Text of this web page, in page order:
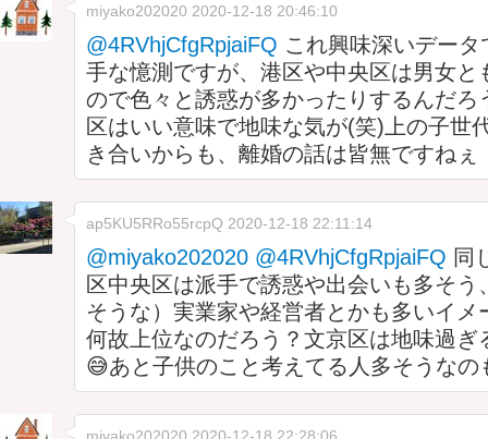
miyako202020 2020-12-18 20:46:10
@4RVhjCfgRpjaiFQ これ興味深いデー
手な憶測ですが、港区や中央区は男女と
ので色々と誘惑が多かったりするんだ
区はいい意味で地味な気が(笑)上の子世
き合いからも、離婚の話は皆無ですねぇ
ap5KU5RRo55rcpQ 2020-12-18 22:11:14
@miyako202020 @4RVhjCfgRpjaiFQ 同
区中央区は派手で誘惑や出会いも多そう
そうな）実業家や経営者とかも多いイメ
何故上位なのだろう？文京区は地味過ぎ
😅あと子供のこと考えてる人多そうなの
miyako202020 2020-12-18 22:28:06